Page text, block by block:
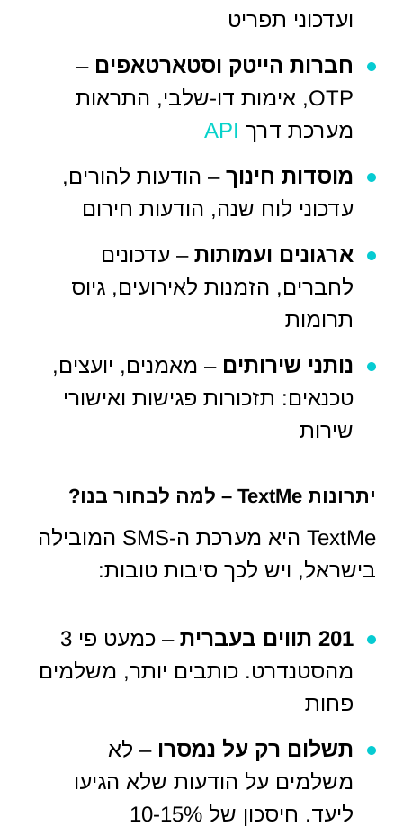
ועדכוני תפריט
חברות הייטק וסטארטאפים –
OTP, אימות דו-שלבי, התראות
מערכת דרך API
מוסדות חינוך – הודעות להורים,
עדכוני לוח שנה, הודעות חירום
ארגונים ועמותות – עדכונים
לחברים, הזמנות לאירועים, גיוס
תרומות
נותני שירותים – מאמנים, יועצים,
טכנאים: תזכורות פגישות ואישורי
שירות
יתרונות TextMe – למה לבחור בנו?
TextMe היא מערכת ה-SMS המובילה
בישראל, ויש לכך סיבות טובות:
201 תווים בעברית
– כמעט פי 3
מהסטנדרט. כותבים יותר, משלמים
פחות
תשלום רק על נמסרו – לא
משלמים על הודעות שלא הגיעו
ליעד. חיסכון של 10-15%